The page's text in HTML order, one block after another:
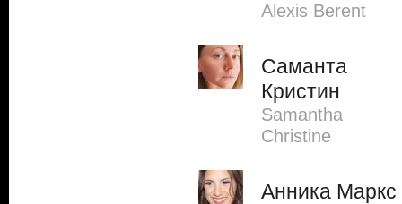
Alexis Berent
Саманта
Кристин
Samantha
Christine
Анника Маркс